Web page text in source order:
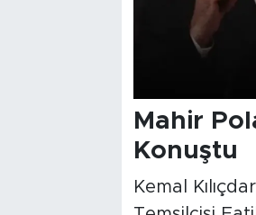
Mahir
Konuştu
Kemal